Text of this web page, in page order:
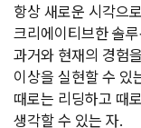
항상 새로운 시각으
크리에이티브한 솔
과거와 현재의 경험
이상을 실현할 수 있
때로는 리딩하고 때
생각할 수 있는 자.